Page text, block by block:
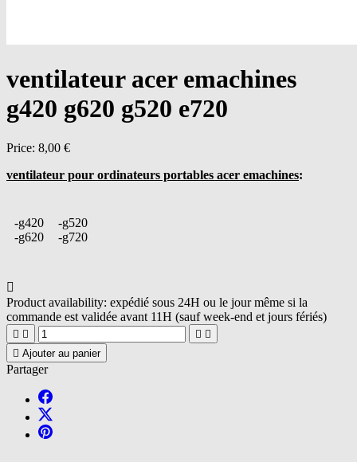
ventilateur acer emachines
g420 g620 g520 e720
Price: 8,00 €
ventilateur pour ordinateurs portables acer emachines:
-g420
-g620
-g520
-g720

Product availability: expédié sous 24H ou le jour même si la
commande est validée avant 11H (sauf week-end et jours fériés)
   
 Ajouter au panier
Partager